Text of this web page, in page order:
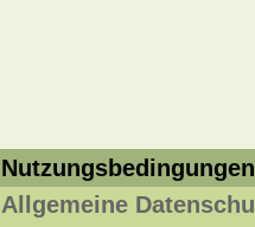
Allgemeine